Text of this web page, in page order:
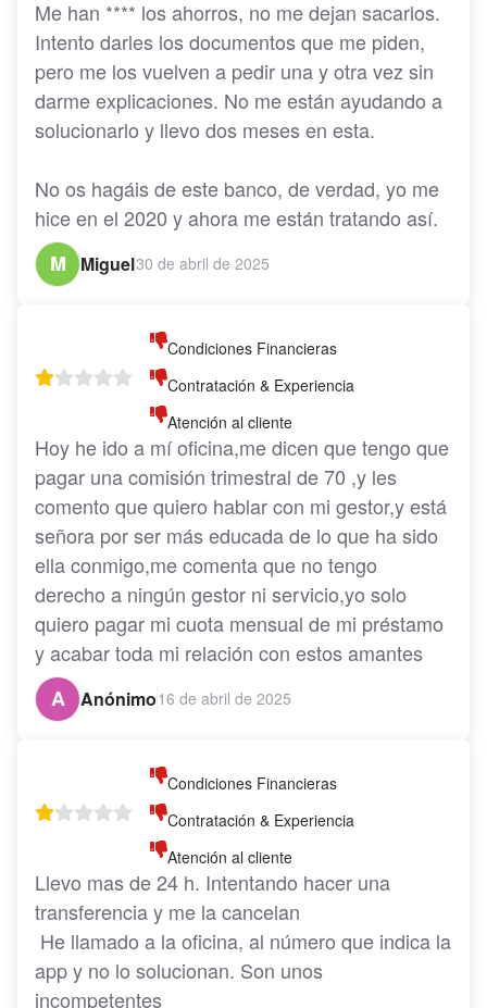
Me han **** los ahorros, no me dejan sacarlos.
Intento darles los documentos que me piden,
pero me los vuelven a pedir una y otra vez sin
darme explicaciones. No me están ayudando a
solucionarlo y llevo dos meses en esta.
No os hagáis de este banco, de verdad, yo me
hice en el 2020 y ahora me están tratando así.
Esto es un ****.
M Miguel30 de abril de 2025
Condiciones Financieras
Contratación & Experiencia
Atención al cliente
Hoy he ido a mí oficina,me dicen que tengo que
pagar una comisión trimestral de 70 ,y les
comento que quiero hablar con mi gestor,y está
señora por ser más educada de lo que ha sido
ella conmigo,me comenta que no tengo
derecho a ningún gestor ni servicio,yo solo
quiero pagar mi cuota mensual de mi préstamo
y acabar toda mi relación con estos amantes
del dinero ajeno.Es el banco que más maltrata
a sus clientes digo sin entender como sigue en
A Anónimo16 de abril de 2025
Condiciones Financieras
Contratación & Experiencia
Atención al cliente
Llevo mas de 24 h. Intentando hacer una
transferencia y me la cancelan
app y no lo solucionan. Son unos
incompetentes